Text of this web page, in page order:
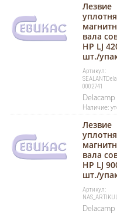
Лезвие
вала
HP LJ
шт./
Артикул:
0002741
Delacamp
Наличие:
Лезвие
вала
HP LJ
шт./
Артикул:
Delacamp